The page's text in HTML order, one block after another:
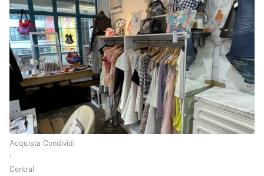
Tetto / Terrazza
Vetrina
Vista incredibile
Water Access
Whitebox / Minimal
Piano/Accesso
Acquista Condividi
∙
Central